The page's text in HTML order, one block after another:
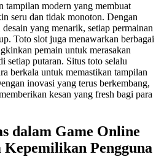
tampilan modern yang membuat
seru dan tidak monoton. Dengan
yang menarik, setiap permainan
Toto slot juga menawarkan berbagai
pemain untuk merasakan
setiap putaran. Situs toto selalu
berkala untuk memastikan tampilan
inovasi yang terus berkembang,
kesan yang fresh bagi para
dalam Game Online
Pengguna